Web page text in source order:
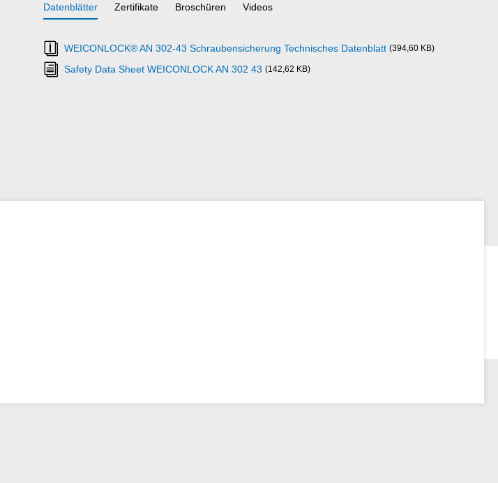
Datenblätter Zertifikate Broschüren Videos
WEICONLOCK® AN 302-43 Schraubensicherung Technisches Datenblatt (394,60 KB)
Safety Data Sheet WEICONLOCK AN 302 43 (142,62 KB)